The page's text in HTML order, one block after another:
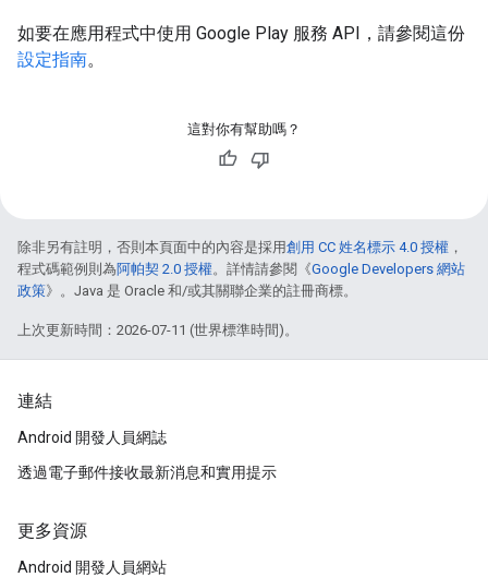
如要在應用程式中使用 Google Play 服務 API，請參閱這份
設定指南。
這對你有幫助嗎？
除非另有註明，否則本頁面中的內容是採用創用 CC 姓名標示 4.0 授權 ，
程式碼範例則為阿帕契 2.0 授權。詳情請參閱《Google Developers 網站
政策》。Java 是 Oracle 和/或其關聯企業的註冊商標。
上次更新時間：2026-07-11 (世界標準時間)。
連結
Android 開發人員網誌
透過電子郵件接收最新消息和實用提示
更多資源
Android 開發人員網站